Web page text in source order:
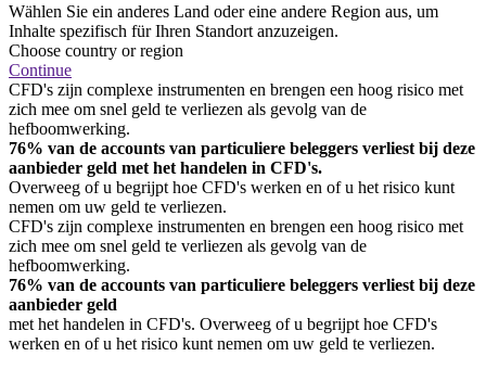
Wählen Sie ein anderes Land oder eine andere Region aus, um
Inhalte spezifisch für Ihren Standort anzuzeigen.
Choose country or region
Continue
CFD's zijn complexe instrumenten en brengen een hoog risico met
zich mee om snel geld te verliezen als gevolg van de
hefboomwerking.
76% van de accounts van particuliere beleggers verliest bij deze
aanbieder geld met het handelen in CFD's.
Overweeg of u begrijpt hoe CFD's werken en of u het risico kunt
nemen om uw geld te verliezen.
CFD's zijn complexe instrumenten en brengen een hoog risico met
zich mee om snel geld te verliezen als gevolg van de
hefboomwerking.
76% van de accounts van particuliere beleggers verliest bij deze
aanbieder geld
met het handelen in CFD's. Overweeg of u begrijpt hoe CFD's
werken en of u het risico kunt nemen om uw geld te verliezen.